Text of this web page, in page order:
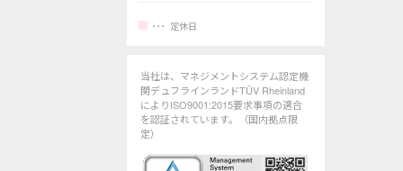
定休日
当社は、マネジメントシステム認定機
関デュフラインランドTÜV Rheinland
によりISO9001:2015要求事項の適合
を認証されています。（国内拠点限
定）